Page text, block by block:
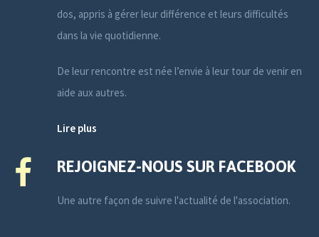
dos, appris à gérer leur différence et leurs difficultés
dans la vie quotidienne.
De leur rencontre est née l’envie à leur tour de venir en
aide aux autres.
Lire plus
REJOIGNEZ-NOUS SUR FACEBOOK
Une autre façon de suivre l'actualité de l'association.